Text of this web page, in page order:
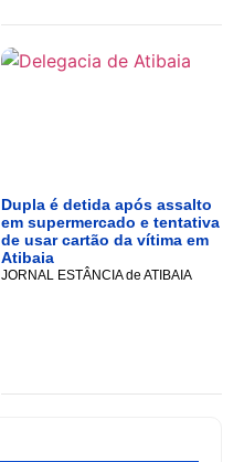
Dupla é detida após assalto
em supermercado e tentativa
de usar cartão da vítima em
Atibaia
JORNAL ESTÂNCIA de ATIBAIA